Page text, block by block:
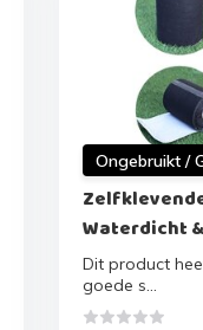
Ongebruikt /
Waterdicht
Dit product
goede s...